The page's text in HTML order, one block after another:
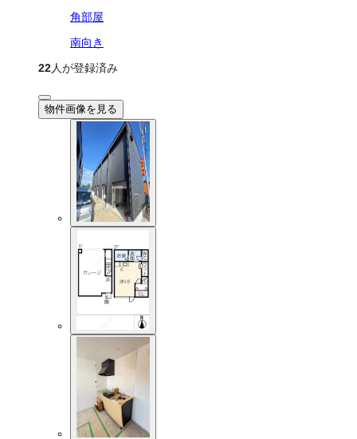
角部屋
南向き
22人が登録済み
物件画像を見る